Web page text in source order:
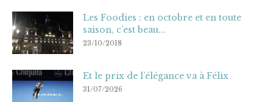
Les Foodies : en octobre et en toute
saison, c’est beau...
23/10/2018
Et le prix de l’élégance va à Félix
31/07/2026